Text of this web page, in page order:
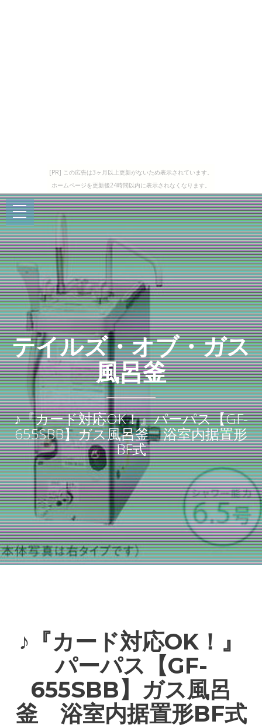
[PR] この広告は3ヶ月以上更新がないため表示されています。
ホームページを更新後24時間以内に表示されなくなります。
テイルズ・オブ・ガス
風呂釜
♪『カード対応OK！』パーパス【GF-
655SBB】ガス風呂釜 浴室内据置形
BF式
♪『カード対応OK！』
パーパス【GF-
655SBB】ガス風呂
釜 浴室内据置形BF式